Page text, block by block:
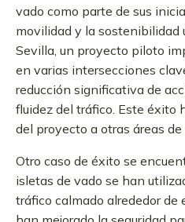
vado como parte de sus
movilidad y la sostenibilidad
Sevilla, un proyecto piloto
en varias intersecciones
reducción significativa de
fluidez del tráfico. Este éxito
del proyecto a otras áreas de
Otro caso de éxito se
isletas de vado se han
tráfico calmado alrededor de